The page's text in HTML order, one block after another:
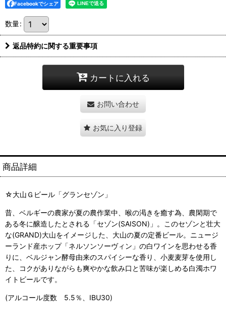
Facebookでシェア
数量:
返品特約に関する重要事項
カートに入れる
お問い合わせ
お気に入り登録
商品詳細
☆大山Ｇビール「グランセゾン」
昔、ベルギーの農家が夏の農作業中、喉の渇きを癒す為、農閑期で
ある冬に醸造したとされる「セゾン(SAISON)」。このセゾンと壮大
な(GRAND)大山をイメージした、大山の夏の定番ビール。ニュージ
ーランド産ホップ「ネルソンソーヴィン」の白ワインを思わせる香
りに、ベルジャン酵母由来のスパイシーな香り、小麦麦芽を使用し
た、コクがありながらも爽やかな飲み口と苦味が楽しめる白濁ホワ
イトビールです。
(アルコール度数 5.5％、IBU30)